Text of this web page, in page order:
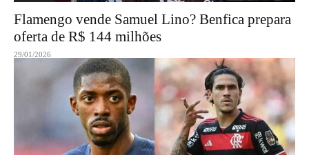
Flamengo vende Samuel Lino? Benfica prepara
oferta de R$ 144 milhões
29/01/2026